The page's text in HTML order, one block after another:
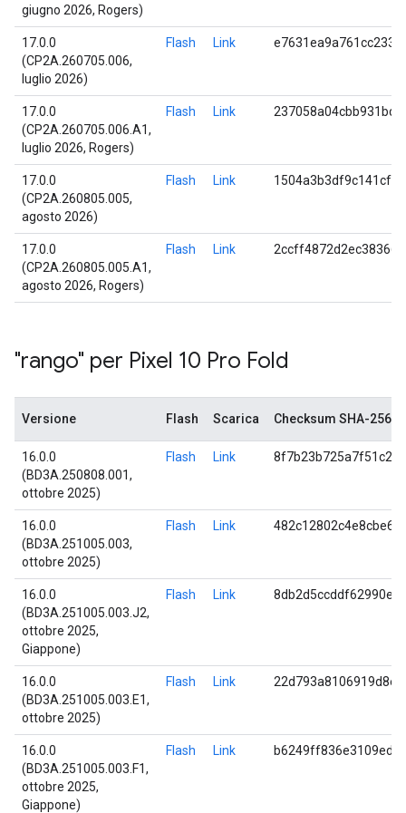
giugno 2026, Rogers)
17.0.0
(CP2A.260705.006,
luglio 2026)
Flash Link
17.0.0
(CP2A.260705.006.A1,
luglio 2026, Rogers)
Flash Link
17.0.0
(CP2A.260805.005,
agosto 2026)
Flash Link
17.0.0
(CP2A.260805.005.A1,
agosto 2026, Rogers)
Flash Link
"rango" per Pixel 10 Pro Fold
Versione Flash Scarica Checksum SHA-256
16.0.0
(BD3A.250808.001,
ottobre 2025)
Flash Link
16.0.0
(BD3A.251005.003,
ottobre 2025)
Flash Link
16.0.0
(BD3A.251005.003.J2,
ottobre 2025,
Giappone)
Flash Link
16.0.0
(BD3A.251005.003.E1,
ottobre 2025)
Flash Link
16.0.0
(BD3A.251005.003.F1,
ottobre 2025,
Giappone)
Flash Link